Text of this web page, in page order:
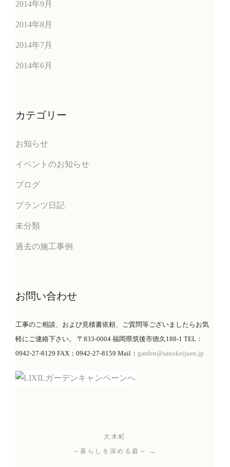
2014年9月
2014年8月
2014年7月
2014年6月
カテゴリー
お知らせ
イベントのお知らせ
ブログ
プランツ日記
未分類
過去の施工事例
お問い合わせ
工事のご相談、および見積書依頼、ご質問等ございましたらお気
軽にご連絡下さい。 〒833-0004 福岡県筑後市徳久188-1 TEL：
0942-27-8129 FAX：0942-27-8159 Mail： garden@sanokeijuen.jp
大木町
～暮らしを深める庭～ →